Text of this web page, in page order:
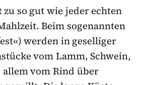
so gut wie jeder echten
Beim sogenannten
werden in geselliger
vom Lamm, Schwein,
vom Rind über